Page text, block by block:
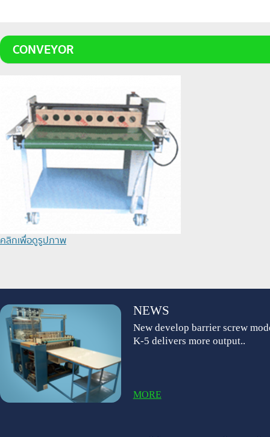
CONVEYOR
คลิกเพื่อดูรูปภาพ
NEWS
New develop barrier screw
K-5 delivers more output..
MORE